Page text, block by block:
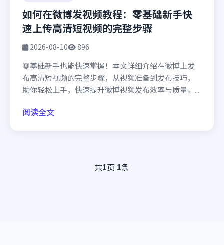
如何在微博发视频教程：零基础新手快
速上传高清短视频的完整步骤
2026-08-10 896
零基础新手也能快速掌握！本文详细介绍在微博上发
布高清短视频的完整步骤，从视频准备到发布技巧，
助你轻松上手，快速提升微博视频发布效率与质量。...
阅读全文
共1页 1条